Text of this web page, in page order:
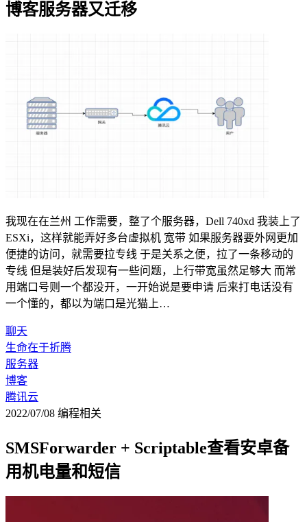
博客服务器又迁移
我现在在兰州 工作需要，整了个服务器，Dell 740xd 我装上了
ESXi，这样就能弄好多台虚拟机 宽带 如果服务器要外网更加
便捷的访问，就需要拉专线 于是关系之便，拉了一条移动的
专线 但是装好后发现有一些问题，上行带宽虽然足够大 而常
用端口号则一个都没开，一开始说是要申请 后来打电话没有
一个懂的，都以为端口是光猫上…
聊天
生命在于折腾
服务器
博客
腾讯云
2022/07/08 编程相关
SMSForwarder + Scriptable查看安卓备
用机电量和短信